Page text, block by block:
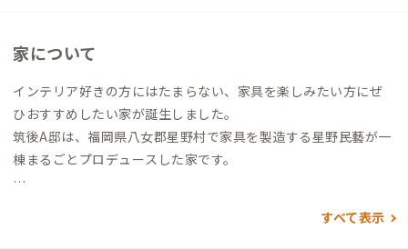
家について
インテリア好きの方にはたまらない、家具を楽しみたい方にぜ
ひおすすめしたい家が誕生しました。
筑後A邸は、福岡県八女郡星野村で家具を製造する星野民藝が一
棟まるごとプロデュースした家です。
て行い、独創的な形状の家具を製作している家具ブランド。木
すべて表示